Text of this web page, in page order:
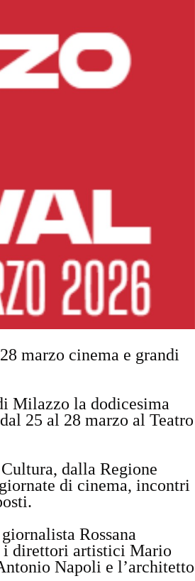
marzo cinema e grandi
Milazzo la dodicesima
25 al 28 marzo al Teatro
dalla Regione
di cinema, incontri
Rossana
i direttori artistici Mario
Napoli e l’architetto